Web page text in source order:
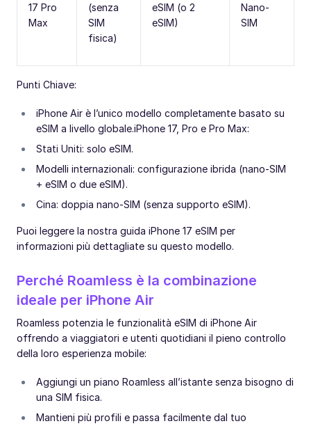
17 Pro
Max
(senza
SIM
fisica)
eSIM (o 2
eSIM)
Nano-
SIM
Punti Chiave:
iPhone Air è l’unico modello completamente basato su
eSIM a livello globale.iPhone 17, Pro e Pro Max:
Stati Uniti: solo eSIM.
Modelli internazionali: configurazione ibrida (nano-SIM
+ eSIM o due eSIM).
Cina: doppia nano-SIM (senza supporto eSIM).
Puoi leggere la nostra guida iPhone 17 eSIM per
informazioni più dettagliate su questo modello.
Perché Roamless è la combinazione
ideale per iPhone Air
Roamless potenzia le funzionalità eSIM di iPhone Air
offrendo a viaggiatori e utenti quotidiani il pieno controllo
della loro esperienza mobile:
Aggiungi un piano Roamless all’istante senza bisogno di
una SIM fisica.
Mantieni più profili e passa facilmente dal tuo